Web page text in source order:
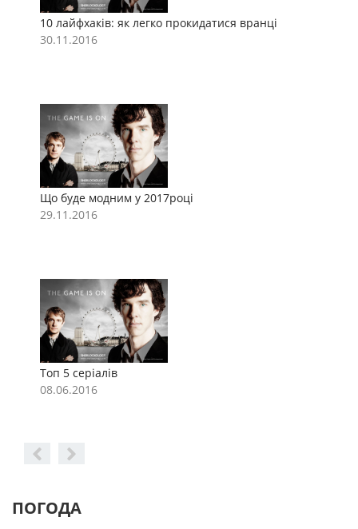
10 лайфхаків: як легко прокидатися вранці
30.11.2016
Що буде модним у 2017році
29.11.2016
Топ 5 серіалів
08.06.2016
ПОГОДА